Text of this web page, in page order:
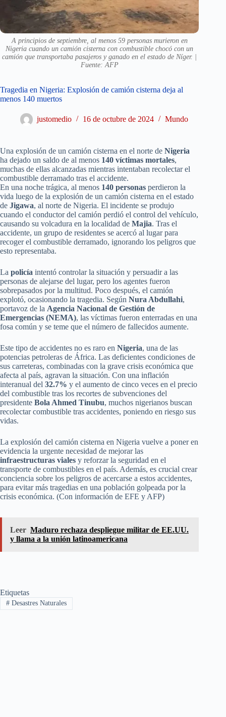
A principios de septiembre, al menos 59 personas murieron en
Nigeria cuando un camión cisterna con combustible chocó con un
camión que transportaba pasajeros y ganado en el estado de Níger. |
Fuente: AFP
Tragedia en Nigeria: Explosión de camión cisterna deja al
menos 140 muertos
justomedio 16 de octubre de 2024 Mundo
Una explosión de un camión cisterna en el norte de Nigeria
ha dejado un saldo de al menos 140 víctimas mortales,
muchas de ellas alcanzadas mientras intentaban recolectar el
combustible derramado tras el accidente.
En una noche trágica, al menos 140 personas perdieron la
vida luego de la explosión de un camión cisterna en el estado
de Jigawa, al norte de Nigeria. El incidente se produjo
cuando el conductor del camión perdió el control del vehículo,
causando su volcadura en la localidad de Majia. Tras el
accidente, un grupo de residentes se acercó al lugar para
recoger el combustible derramado, ignorando los peligros que
esto representaba.
La policía intentó controlar la situación y persuadir a las
personas de alejarse del lugar, pero los agentes fueron
sobrepasados por la multitud. Poco después, el camión
explotó, ocasionando la tragedia. Según Nura Abdullahi,
portavoz de la Agencia Nacional de Gestión de
Emergencias (NEMA), las víctimas fueron enterradas en una
fosa común y se teme que el número de fallecidos aumente.
Este tipo de accidentes no es raro en Nigeria, una de las
potencias petroleras de África. Las deficientes condiciones de
sus carreteras, combinadas con la grave crisis económica que
afecta al país, agravan la situación. Con una inflación
interanual del 32.7% y el aumento de cinco veces en el precio
del combustible tras los recortes de subvenciones del
presidente Bola Ahmed Tinubu, muchos nigerianos buscan
recolectar combustible tras accidentes, poniendo en riesgo sus
vidas.
La explosión del camión cisterna en Nigeria vuelve a poner en
evidencia la urgente necesidad de mejorar las
infraestructuras viales y reforzar la seguridad en el
transporte de combustibles en el país. Además, es crucial crear
conciencia sobre los peligros de acercarse a estos accidentes,
para evitar más tragedias en una población golpeada por la
crisis económica. (Con información de EFE y AFP)
Leer Maduro rechaza despliegue militar de EE.UU.
y llama a la unión latinoamericana
Etiquetas
#Desastres Naturales